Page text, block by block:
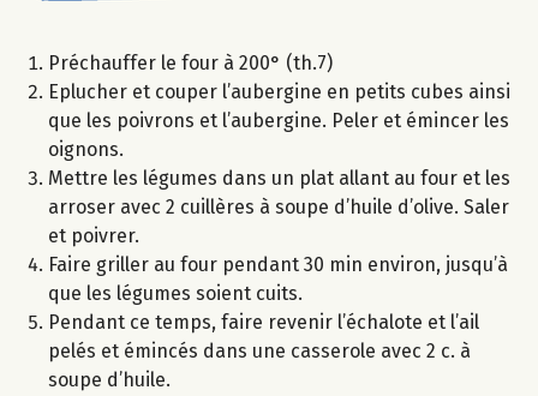
Préchauffer le four à 200° (th.7)
Eplucher et couper l’aubergine en petits cubes ainsi
que les poivrons et l’aubergine. Peler et émincer les
oignons.
Mettre les légumes dans un plat allant au four et les
arroser avec 2 cuillères à soupe d’huile d’olive. Saler
et poivrer.
Faire griller au four pendant 30 min environ, jusqu’à
que les légumes soient cuits.
Pendant ce temps, faire revenir l’échalote et l’ail
pelés et émincés dans une casserole avec 2 c. à
soupe d’huile.